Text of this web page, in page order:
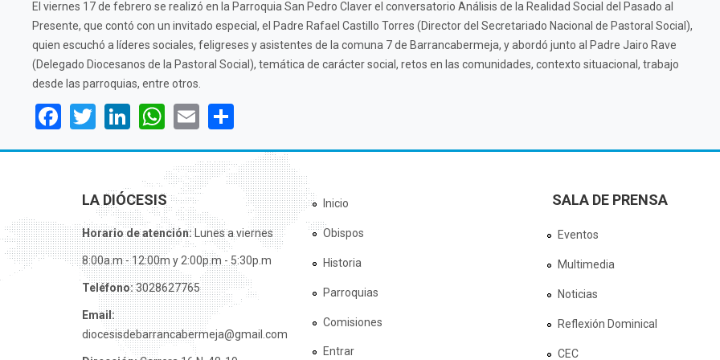
El viernes 17 de febrero se realizó en la Parroquia San Pedro Claver el conversatorio Análisis de la Realidad Social del Pasado al
Presente, que contó con un invitado especial, el Padre Rafael Castillo Torres (Director del Secretariado Nacional de Pastoral Social),
quien escuchó a líderes sociales, feligreses y asistentes de la comuna 7 de Barrancabermeja, y abordó junto al Padre Jairo Rave
(Delegado Diocesanos de la Pastoral Social), temática de carácter social, retos en las comunidades, contexto situacional, trabajo
desde las parroquias, entre otros.
Facebook
TwitterLinkedIn
WhatsApp
Email
LA DIÓCESIS
Horario de atención:Lunes a viernes
8:00a.m - 12:00m y 2:00p.m - 5:30p.m
Teléfono:3028627765
Email:
diocesisdebarrancabermeja@gmail.com
Inicio
Obispos
Historia
Parroquias
Comisiones
Entrar
SALA DE PRENSA
Eventos
Multimedia
Noticias
Reflexión Dominical
CEC